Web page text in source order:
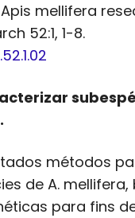
mellifera
52:1, 1-8.
métodos
de A.
para fins